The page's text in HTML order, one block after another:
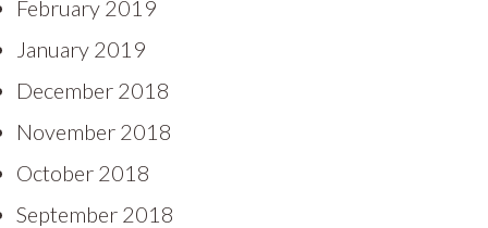
February 2019
January 2019
December 2018
November 2018
October 2018
September 2018